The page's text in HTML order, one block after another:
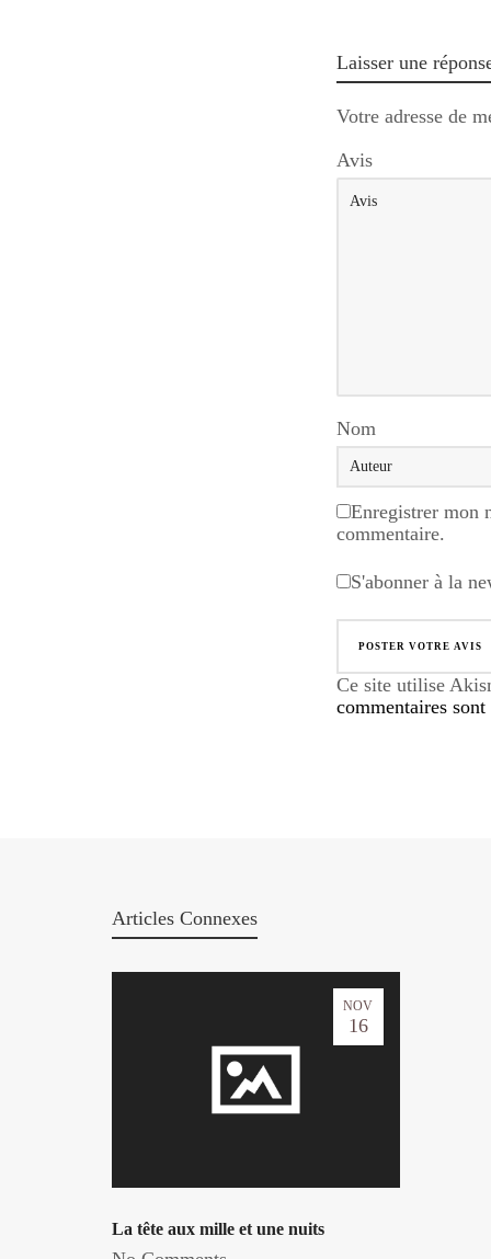
Laisser une
Votre adresse de
Avis
Nom
Enregistrer mon
commentaire.
S'abonner à la
Ce site utilise
commentaires
Articles Connexes
NOV
16
La tête aux mille et une nuits